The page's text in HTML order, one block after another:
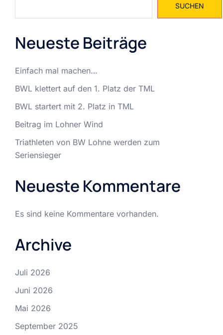
SUCHEN
Neueste Beiträge
Einfach mal machen…
BWL klettert auf den 1. Platz der TML
BWL startert mit 2. Platz in TML
Beitrag im Lohner Wind
Triathleten von BW Lohne werden zum
Seriensieger
Neueste Kommentare
Es sind keine Kommentare vorhanden.
Archive
Juli 2026
Juni 2026
Mai 2026
September 2025